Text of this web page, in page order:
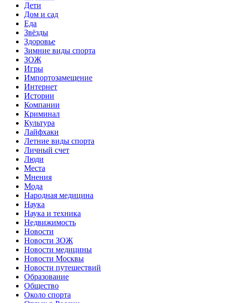
Дети
Дом и сад
Еда
Звёзды
Здоровье
Зимние виды спорта
ЗОЖ
Игры
Импортозамещение
Интернет
Истории
Компании
Криминал
Культура
Лайфхаки
Летние виды спорта
Личный счет
Люди
Места
Мнения
Мода
Народная медицина
Наука
Наука и техника
Недвижимость
Новости
Новости ЗОЖ
Новости медицины
Новости Москвы
Новости путешествий
Образование
Общество
Около спорта